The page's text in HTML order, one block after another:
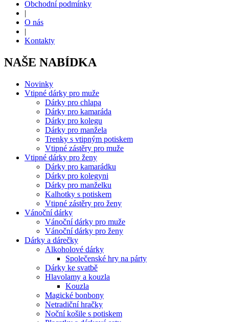
Obchodní podmínky
|
O nás
|
Kontakty
NAŠE NABÍDKA
Novinky
Vtipné dárky pro muže
Dárky pro chlapa
Dárky pro kamaráda
Dárky pro kolegu
Dárky pro manžela
Trenky s vtipným potiskem
Vtipné zástěry pro muže
Vtipné dárky pro ženy
Dárky pro kamarádku
Dárky pro kolegyni
Dárky pro manželku
Kalhotky s potiskem
Vtipné zástěry pro ženy
Vánoční dárky
Vánoční dárky pro muže
Vánoční dárky pro ženy
Dárky a dárečky
Alkoholové dárky
Společenské hry na párty
Dárky ke svatbě
Hlavolamy a kouzla
Kouzla
Magické bonbony
Netradiční hračky
Noční košile s potiskem